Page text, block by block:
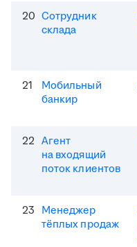
20 Сотрудник
склада
21
Мобильный
банкир
22 Агент
на входящий
поток клиентов
23 Менеджер
тёплых продаж